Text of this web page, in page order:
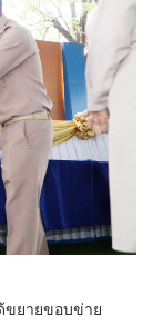
ขยายขอบข่าย